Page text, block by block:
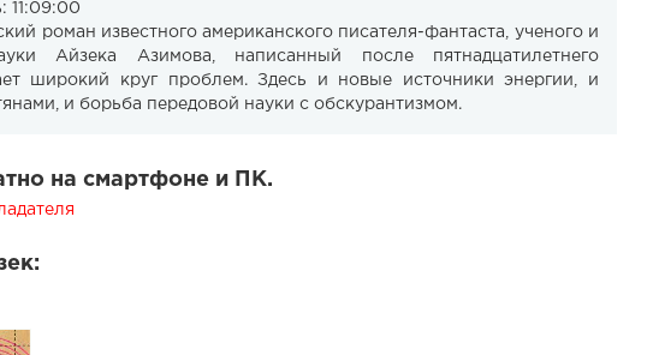
11:09:00
роман известного американского писателя-фантаста, ученого и
Айзека Азимова, написанный после пятнадцатилетнего
широкий круг проблем. Здесь и новые источники энергии, и
и борьба передовой науки с обскурантизмом.
на смартфоне и ПК.